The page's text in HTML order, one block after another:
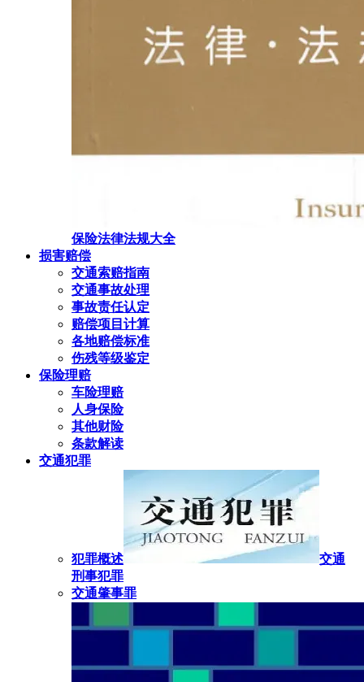
保险法律法规大全
损害赔偿
交通索赔指南
交通事故处理
事故责任认定
赔偿项目计算
各地赔偿标准
伤残等级鉴定
保险理赔
车险理赔
人身保险
其他财险
条款解读
交通犯罪
犯罪概述
交通
刑事犯罪
交通肇事罪